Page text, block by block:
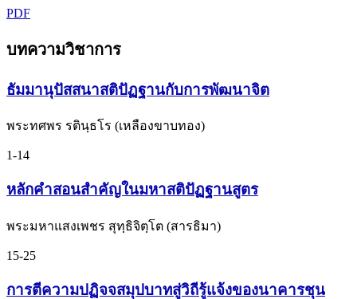
PDF
บทความวิชาการ
ธัมมานุปัสสนาสติปัฏฐานกับการพัฒนาจิต
พระทศพร รตินฺธโร (เหลืองขาบทอง)
1-14
หลักคำสอนสำคัญในมหาสติปัฏฐานสูตร
พระมหาแสงเพชร สุทฺธิจิตฺโต (สารธิมา)
15-25
การตีความปฏิจจสมุปบาทสู่วิถีรู้แจ้งของนาคารชุน